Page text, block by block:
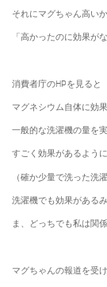
それにマグちゃん高い
「高かったのに効果が
消費者庁のHPを見ると
マグネシウム自体に効
一般的な洗濯機の量を
すごく効果があるよう
（確か少量で洗った洗
洗濯機でも効果がある
ま、どっちでも私は関
マグちゃんの報道を受